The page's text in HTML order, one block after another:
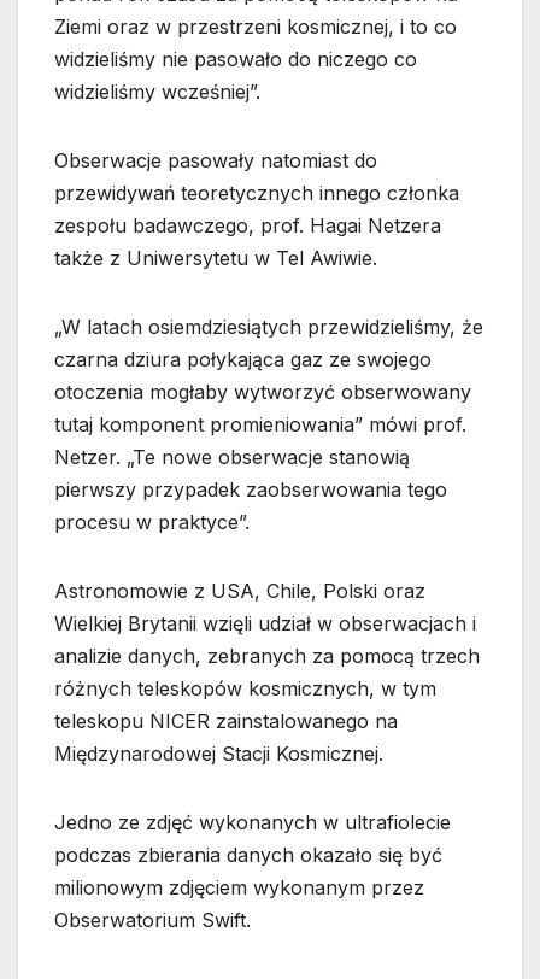
Ziemi oraz w przestrzeni kosmicznej, i to co
widzieliśmy nie pasowało do niczego co
widzieliśmy wcześniej”.
Obserwacje pasowały natomiast do
przewidywań teoretycznych innego członka
zespołu badawczego, prof. Hagai Netzera
także z Uniwersytetu w Tel Awiwie.
„W latach osiemdziesiątych przewidzieliśmy, że
czarna dziura połykająca gaz ze swojego
otoczenia mogłaby wytworzyć obserwowany
tutaj komponent promieniowania” mówi prof.
Netzer. „Te nowe obserwacje stanowią
pierwszy przypadek zaobserwowania tego
procesu w praktyce”.
Astronomowie z USA, Chile, Polski oraz
Wielkiej Brytanii wzięli udział w obserwacjach i
analizie danych, zebranych za pomocą trzech
różnych teleskopów kosmicznych, w tym
teleskopu NICER zainstalowanego na
Międzynarodowej Stacji Kosmicznej.
Jedno ze zdjęć wykonanych w ultrafiolecie
podczas zbierania danych okazało się być
milionowym zdjęciem wykonanym przez
Obserwatorium Swift.